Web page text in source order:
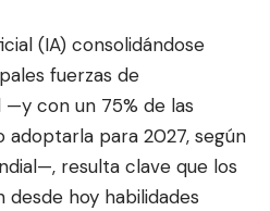
(IA) consolidándose
fuerzas de
con un 75% de las
adoptarla para 2027, según
—, resulta clave que los
hoy habilidades